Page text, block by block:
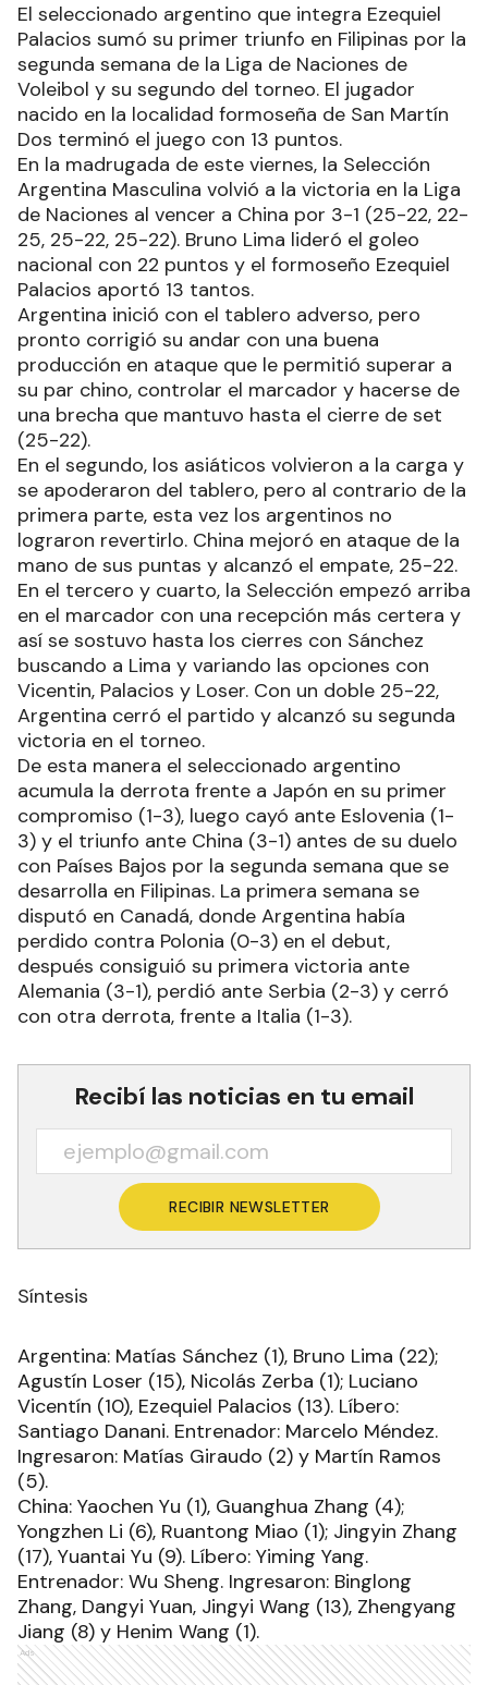
El seleccionado argentino que integra Ezequiel
Palacios sumó su primer triunfo en Filipinas por la
segunda semana de la Liga de Naciones de
Voleibol y su segundo del torneo. El jugador
nacido en la localidad formoseña de San Martín
Dos terminó el juego con 13 puntos.
En la madrugada de este viernes, la Selección
Argentina Masculina volvió a la victoria en la Liga
de Naciones al vencer a China por 3-1 (25-22, 22-
25, 25-22, 25-22). Bruno Lima lideró el goleo
nacional con 22 puntos y el formoseño Ezequiel
Palacios aportó 13 tantos.
Argentina inició con el tablero adverso, pero
pronto corrigió su andar con una buena
producción en ataque que le permitió superar a
su par chino, controlar el marcador y hacerse de
una brecha que mantuvo hasta el cierre de set
(25-22).
En el segundo, los asiáticos volvieron a la carga y
se apoderaron del tablero, pero al contrario de la
primera parte, esta vez los argentinos no
lograron revertirlo. China mejoró en ataque de la
mano de sus puntas y alcanzó el empate, 25-22.
En el tercero y cuarto, la Selección empezó arriba
en el marcador con una recepción más certera y
así se sostuvo hasta los cierres con Sánchez
buscando a Lima y variando las opciones con
Vicentin, Palacios y Loser. Con un doble 25-22,
Argentina cerró el partido y alcanzó su segunda
victoria en el torneo.
De esta manera el seleccionado argentino
acumula la derrota frente a Japón en su primer
compromiso (1-3), luego cayó ante Eslovenia (1-
3) y el triunfo ante China (3-1) antes de su duelo
con Países Bajos por la segunda semana que se
desarrolla en Filipinas. La primera semana se
disputó en Canadá, donde Argentina había
perdido contra Polonia (0-3) en el debut,
después consiguió su primera victoria ante
Alemania (3-1), perdió ante Serbia (2-3) y cerró
con otra derrota, frente a Italia (1-3).
Recibí las noticias en tu email
RECIBIR NEWSLETTER
Síntesis
Argentina: Matías Sánchez (1), Bruno Lima (22);
Agustín Loser (15), Nicolás Zerba (1); Luciano
Vicentín (10), Ezequiel Palacios (13). Líbero:
Santiago Danani. Entrenador: Marcelo Méndez.
Ingresaron: Matías Giraudo (2) y Martín Ramos
(5).
China: Yaochen Yu (1), Guanghua Zhang (4);
Yongzhen Li (6), Ruantong Miao (1); Jingyin Zhang
(17), Yuantai Yu (9). Líbero: Yiming Yang.
Entrenador: Wu Sheng. Ingresaron: Binglong
Zhang, Dangyi Yuan, Jingyi Wang (13), Zhengyang
Jiang (8) y Henim Wang (1).
Ads